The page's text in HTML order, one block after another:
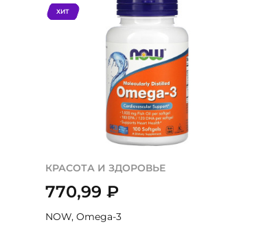
ХИТ
КРАСОТА И ЗДОРОВЬЕ
770,99₽
NOW, Omega-3